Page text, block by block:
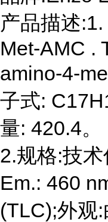
产品描述
Met-AMC .
amino-4-
子式:
量: 420.4。
2.规格:技
Em.: 460
(TLC);外观